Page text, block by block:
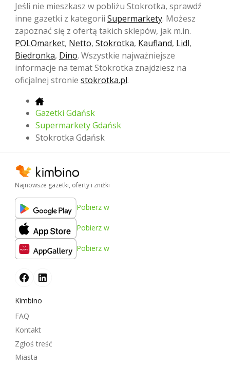
Jeśli nie mieszkasz w pobliżu Stokrotka, sprawdź
inne gazetki z kategorii Supermarkety. Możesz
zapoznać się z ofertą takich sklepów, jak m.in.
POLOmarket, Netto, Stokrotka, Kaufland, Lidl,
Biedronka, Dino. Wszystkie najważniejsze
informacje na temat Stokrotka znajdziesz na
oficjalnej stronie stokrotka.pl.
Gazetki Gdańsk
Supermarkety Gdańsk
Stokrotka Gdańsk
Najnowsze gazetki, oferty i zniżki
Pobierz w
Pobierz w
Pobierz w
Kimbino
FAQ
Kontakt
Zgłoś treść
Miasta